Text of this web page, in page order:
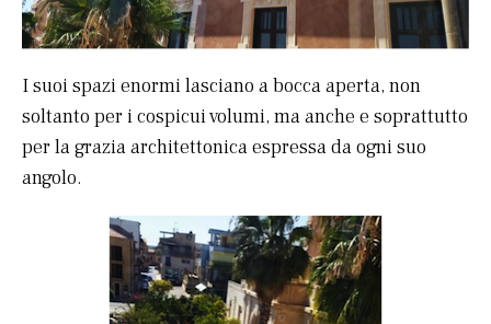
I suoi spazi enormi lasciano a bocca aperta, non
soltanto per i cospicui volumi, ma anche e soprattutto
per la grazia architettonica espressa da ogni suo
angolo.